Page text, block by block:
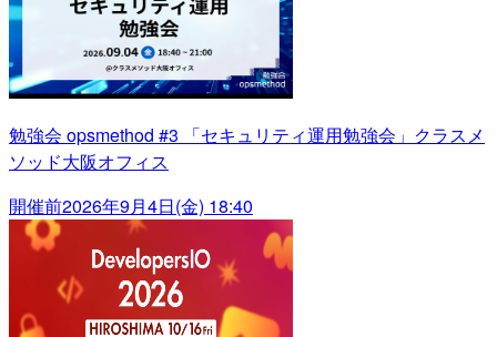
勉強会 opsmethod #3 「セキュリティ運用勉強会」クラスメ
ソッド大阪オフィス
開催前2026年9月4日(金) 18:40